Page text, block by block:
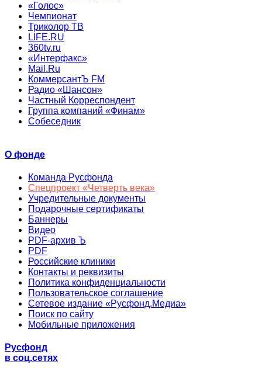
«Голос»
Чемпионат
Триколор ТВ
LIFE.RU
360tv.ru
«Интерфакс»
Mail.Ru
КоммерсантЪ FM
Радио «Шансон»
Частный Корреспондент
Группа компаний «Финам»
Собеседник
О фонде
Команда Русфонда
Спецпроект «Четверть века»
Учредительные документы
Подарочные сертификаты
Баннеры
Видео
PDF-архив Ъ
PDF
Российские клиники
Контакты и реквизиты
Политика конфиденциальности
Пользовательское соглашение
Сетевое издание «Русфонд.Медиа»
Поиск по сайту
Мобильные приложения
Русфонд
в соц.сетях